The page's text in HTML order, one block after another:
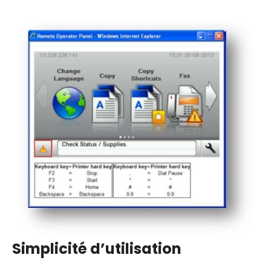
Simplicité d’utilisation